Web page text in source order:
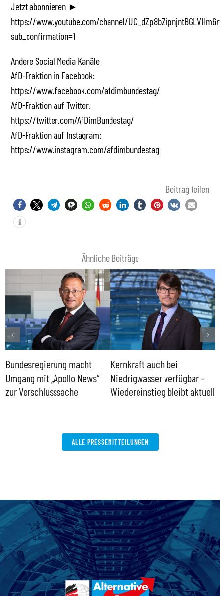
Jetzt abonnieren ►
https://www.youtube.com/channel/
sub_confirmation=1
Andere Social Media Kanäle
AfD-Fraktion in Facebook:
https://www.facebook.com/afdimbundestag/
AfD-Fraktion auf Twitter:
https://twitter.com/AfDimBundestag/
AfD-Fraktion auf Instagram:
https://www.instagram.com/afdimbundestag
Beitrag teilen
Ähnliche Beiträge
Bundesregierung macht
Umgang mit „Apollo News“
zur Verschlusssache
Kernkraft auch bei
Niedrigwasser verfügbar –
Wiedereinstieg bleibt aktuell
ALLE PRESSEMITTEILUNGEN